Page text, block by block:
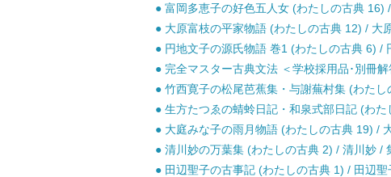
● 富岡多恵子の好色五人女 (わたしの古典 16)
● 大原富枝の平家物語 (わたしの古典 12) / 大
● 円地文子の源氏物語 巻1 (わたしの古典 6) /
● 完全マスター古典文法 ＜学校採用品･別冊
● 竹西寛子の松尾芭蕉集・与謝蕪村集 (わた
● 生方たつゑの蜻蛉日記・和泉式部日記 (わ
● 大庭みな子の雨月物語 (わたしの古典 19) /
● 清川妙の万葉集 (わたしの古典 2) / 清川妙 /
● 田辺聖子の古事記 (わたしの古典 1) / 田辺